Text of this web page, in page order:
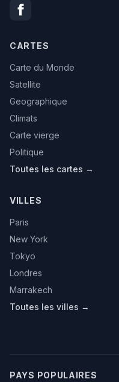
CARTES
Carte du Monde
Satellite
Geographique
Climats
Carte vierge
Politique
Toutes les cartes →
VILLES
Paris
New York
Tokyo
Londres
Marrakech
Toutes les villes →
PAYS POPULAIRES